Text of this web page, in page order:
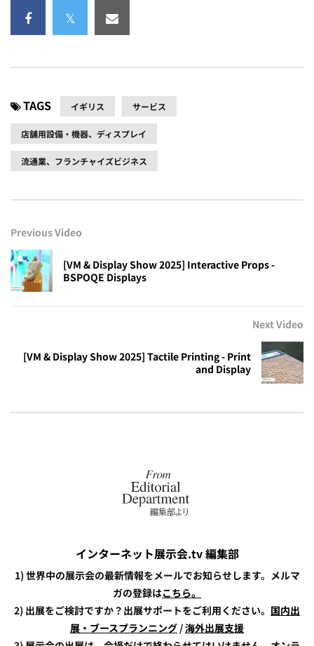
TAGS イギリス サービス
店舗用設備・機器、ディスプレイ
流通業、フランチャイズビジネス
Previous Video
[VM & Display Show 2025] Interactive Props -
BSPOQE Displays
Next Video
[VM & Display Show 2025] Tactile Printing - Print
and Display
インターネット展示会.tv 編集部
1) 世界中の展示会の最新情報をメールでお知らせします。メルマ
ガの登録はこちら。
2) 出展をご検討ですか？出展サポートをご利用ください。 国内出
展・ブースプランニング /海外出展支援